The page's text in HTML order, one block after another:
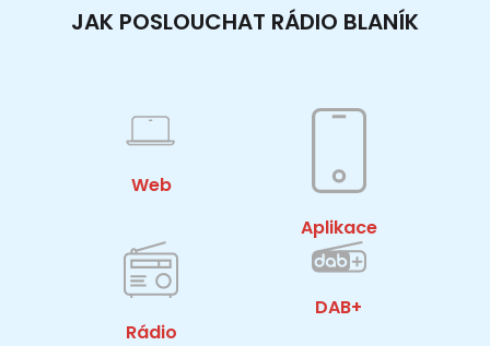
JAK POSLOUCHAT RÁDIO BLANÍK
Web
Aplikace
Rádio
DAB+